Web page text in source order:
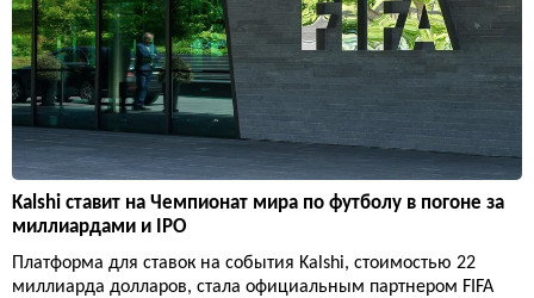
Kalshi ставит на Чемпионат мира по футболу в погоне за
миллиардами и IPO
Платформа для ставок на события Kalshi, стоимостью 22
миллиарда долларов, стала официальным партнером FIFA